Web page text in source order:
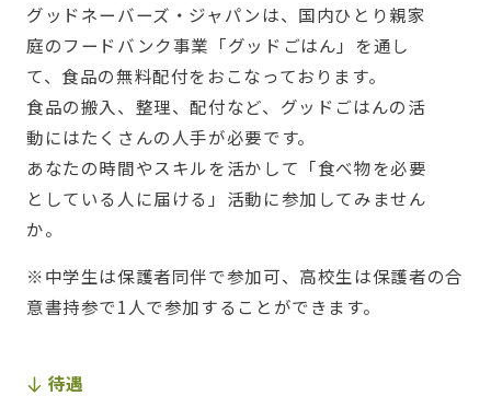
グッドネーバーズ・ジャパンは、国内ひとり親家
庭のフードバンク事業「グッドごはん」を通し
て、食品の無料配付をおこなっております。
食品の搬入、整理、配付など、グッドごはんの活
動にはたくさんの人手が必要です。
あなたの時間やスキルを活かして「食べ物を必要
としている人に届ける」活動に参加してみません
か。
※中学生は保護者同伴で参加可、高校生は保護者の合
意書持参で1人で参加することができます。
待遇